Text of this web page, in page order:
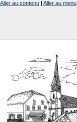
Aller au contenu | Aller au menu